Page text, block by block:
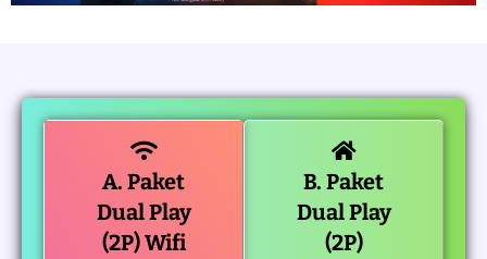
A. Paket
Dual Play
(2P) Wifi
B. Paket
Dual Play
(2P)